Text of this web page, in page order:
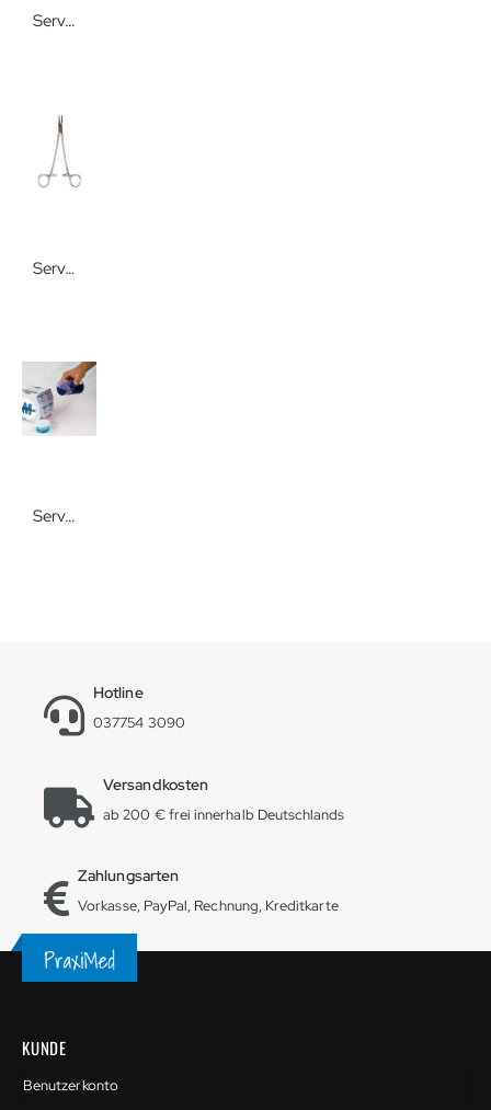
Servoprax Power-Web Übungsnetz
Servoprax Nadelhalter nach Majo-Hegar Wiederverwendbare chirurgische Instrumente
Servoprax Parafilm Abdeckfolie Elastische Verschlussfolie
Hotline
037754 3090
Versandkosten
ab 200 € frei innerhalb Deutschlands
Zahlungsarten
Vorkasse, PayPal, Rechnung, Kreditkarte
KUNDE
Benutzerkonto